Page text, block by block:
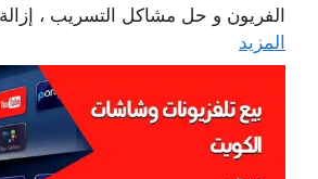
الفريون و حل مشاكل التسريب ،
المزيد